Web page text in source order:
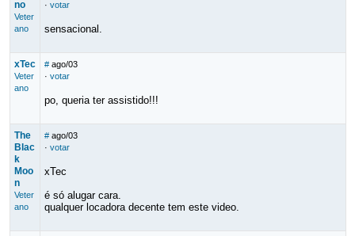
no
Veter
ano
· votar
sensacional.
xTec
Veter
ano
# ago/03
· votar
po, queria ter assistido!!!
The
Blac
k
Moo
n
Veter
ano
# ago/03
· votar
xTec
é só alugar cara.
qualquer locadora decente tem este video.